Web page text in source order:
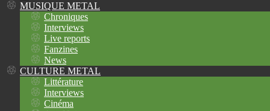
MUSIQUE METAL
Chroniques
Interviews
Live reports
Fanzines
News
CULTURE METAL
Littérature
Interviews
Cinéma